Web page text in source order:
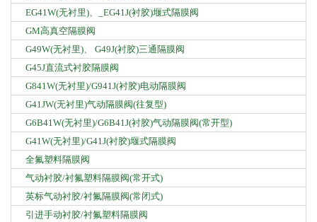
EG41W(无衬里)、_EG41J(衬胶)堰式隔膜阀
GM高真空隔膜阀
G49W(无衬里)、 G49J(衬胶)三通隔膜阀
G45J直流式衬胶隔膜阀
G841W(无衬里)/G941J(衬胶)电动隔膜阀
G41JW(无衬里)气动隔膜阀(往复型)
G6B41W(无衬里)/G6B41J(衬胶)气动隔膜阀(常开型)
G41W(无衬里)/G41J(衬胶)堰式隔膜阀
全氟塑料隔膜阀
气动衬胶/衬氟塑料隔膜阀(常开式)
英标气动衬胶/衬氟隔膜阀(常闭式)
引进手动衬胶/衬氟塑料隔膜阀